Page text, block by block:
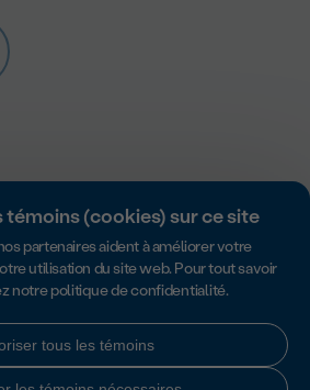
témoins (cookies) sur ce site
partenaires aident à améliorer votre
utilisation du site web. Pour tout savoir
notrepolitique de confidentialité.
tous les témoins
pour son excellence en matière de